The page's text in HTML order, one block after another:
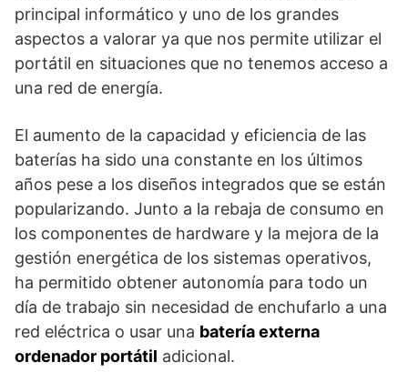
principal informático y uno de los grandes
aspectos a valorar ya que nos permite utilizar el
portátil en situaciones que no tenemos acceso a
una red de energía.
El aumento de la capacidad y eficiencia de las
baterías ha sido una constante en los últimos
años pese a los diseños integrados que se están
popularizando. Junto a la rebaja de consumo en
los componentes de hardware y la mejora de la
gestión energética de los sistemas operativos,
ha permitido obtener autonomía para todo un
día de trabajo sin necesidad de enchufarlo a una
red eléctrica o usar una batería externa
ordenador portátil adicional.